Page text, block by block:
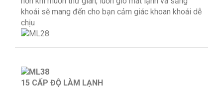
khoái sẽ mang đến cho bạn cảm giác khoan khoái dễ
chịu
15 CẤP ĐỘ LÀM LẠNH